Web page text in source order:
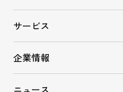
サービス
企業情報
ニュース